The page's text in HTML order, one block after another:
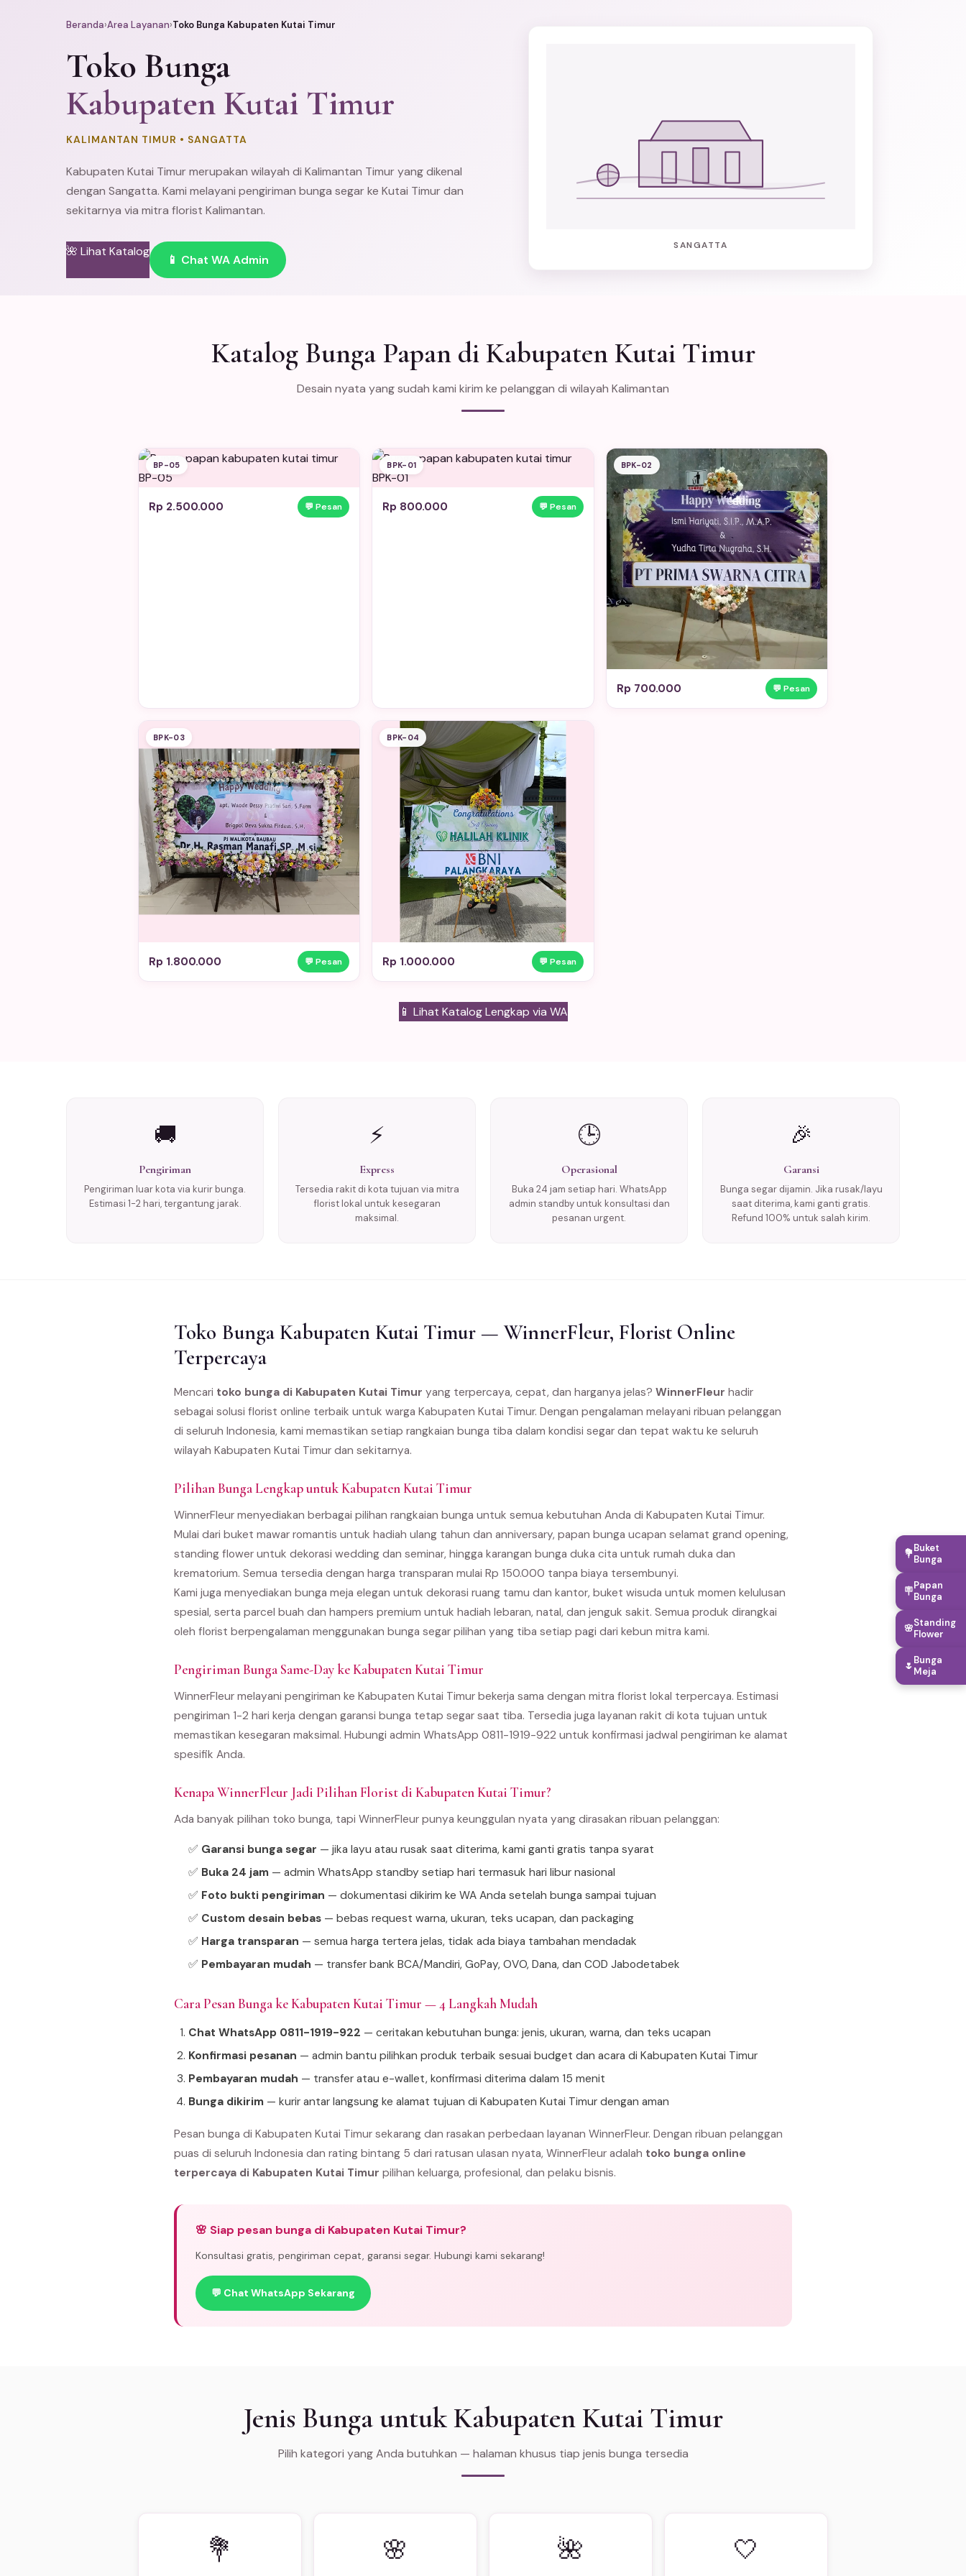
Beranda›Area Layanan›Toko Bunga Kabupaten Kutai Timur
Toko Bunga
Kabupaten Kutai Timur
KALIMANTAN TIMUR • SANGATTA
Kabupaten Kutai Timur merupakan wilayah di Kalimantan Timur yang dikenal
dengan Sangatta. Kami melayani pengiriman bunga segar ke Kutai Timur dan
sekitarnya via mitra florist Kalimantan.
🌺 Lihat Katalog
📱 Chat WA Admin
SANGATTA
Katalog Bunga Papan di Kabupaten Kutai Timur
Desain nyata yang sudah kami kirim ke pelanggan di wilayah Kalimantan
BP-05
Rp 2.500.000 💬 Pesan
BPK-01
Rp 800.000 💬 Pesan
BPK-02
Rp 700.000 💬 Pesan
BPK-03
Rp 1.800.000 💬 Pesan
BPK-04
Rp 1.000.000 💬 Pesan
📱 Lihat Katalog Lengkap via WA
🚚
Pengiriman
Pengiriman luar kota via kurir bunga.
Estimasi 1-2 hari, tergantung jarak.
⚡
Express
Tersedia rakit di kota tujuan via mitra
florist lokal untuk kesegaran
maksimal.
🕒
Operasional
Buka 24 jam setiap hari. WhatsApp
admin standby untuk konsultasi dan
pesanan urgent.
🎉
Garansi
Bunga segar dijamin. Jika rusak/layu
saat diterima, kami ganti gratis.
Refund 100% untuk salah kirim.
Toko Bunga Kabupaten Kutai Timur — WinnerFleur, Florist Online
Terpercaya
Mencari toko bunga di Kabupaten Kutai Timur yang terpercaya, cepat, dan harganya jelas? WinnerFleur hadir
sebagai solusi florist online terbaik untuk warga Kabupaten Kutai Timur. Dengan pengalaman melayani ribuan pelanggan
di seluruh Indonesia, kami memastikan setiap rangkaian bunga tiba dalam kondisi segar dan tepat waktu ke seluruh
wilayah Kabupaten Kutai Timur dan sekitarnya.
Pilihan Bunga Lengkap untuk Kabupaten Kutai Timur
WinnerFleur menyediakan berbagai pilihan rangkaian bunga untuk semua kebutuhan Anda di Kabupaten Kutai Timur.
Mulai dari buket mawar romantis untuk hadiah ulang tahun dan anniversary, papan bunga ucapan selamat grand opening,
standing flower untuk dekorasi wedding dan seminar, hingga karangan bunga duka cita untuk rumah duka dan
krematorium. Semua tersedia dengan harga transparan mulai Rp 150.000 tanpa biaya tersembunyi.
Kami juga menyediakan bunga meja elegan untuk dekorasi ruang tamu dan kantor, buket wisuda untuk momen kelulusan
spesial, serta parcel buah dan hampers premium untuk hadiah lebaran, natal, dan jenguk sakit. Semua produk dirangkai
oleh florist berpengalaman menggunakan bunga segar pilihan yang tiba setiap pagi dari kebun mitra kami.
Pengiriman Bunga Same-Day ke Kabupaten Kutai Timur
WinnerFleur melayani pengiriman ke Kabupaten Kutai Timur bekerja sama dengan mitra florist lokal terpercaya. Estimasi
pengiriman 1-2 hari kerja dengan garansi bunga tetap segar saat tiba. Tersedia juga layanan rakit di kota tujuan untuk
memastikan kesegaran maksimal. Hubungi admin WhatsApp 0811-1919-922 untuk konfirmasi jadwal pengiriman ke alamat
spesifik Anda.
Kenapa WinnerFleur Jadi Pilihan Florist di Kabupaten Kutai Timur?
Ada banyak pilihan toko bunga, tapi WinnerFleur punya keunggulan nyata yang dirasakan ribuan pelanggan:
✅ Garansi bunga segar — jika layu atau rusak saat diterima, kami ganti gratis tanpa syarat
✅ Buka 24 jam — admin WhatsApp standby setiap hari termasuk hari libur nasional
✅ Foto bukti pengiriman — dokumentasi dikirim ke WA Anda setelah bunga sampai tujuan
✅ Custom desain bebas — bebas request warna, ukuran, teks ucapan, dan packaging
✅ Harga transparan — semua harga tertera jelas, tidak ada biaya tambahan mendadak
✅ Pembayaran mudah — transfer bank BCA/Mandiri, GoPay, OVO, Dana, dan COD Jabodetabek
Cara Pesan Bunga ke Kabupaten Kutai Timur — 4 Langkah Mudah
Chat WhatsApp 0811-1919-922 — ceritakan kebutuhan bunga: jenis, ukuran, warna, dan teks ucapan
Konfirmasi pesanan — admin bantu pilihkan produk terbaik sesuai budget dan acara di Kabupaten Kutai Timur
Pembayaran mudah — transfer atau e-wallet, konfirmasi diterima dalam 15 menit
Bunga dikirim — kurir antar langsung ke alamat tujuan di Kabupaten Kutai Timur dengan aman
Pesan bunga di Kabupaten Kutai Timur sekarang dan rasakan perbedaan layanan WinnerFleur. Dengan ribuan pelanggan
puas di seluruh Indonesia dan rating bintang 5 dari ratusan ulasan nyata, WinnerFleur adalah toko bunga online
terpercaya di Kabupaten Kutai Timur pilihan keluarga, profesional, dan pelaku bisnis.
🌸 Siap pesan bunga di Kabupaten Kutai Timur?
Konsultasi gratis, pengiriman cepat, garansi segar. Hubungi kami sekarang!
💬 Chat WhatsApp Sekarang
Jenis Bunga untuk Kabupaten Kutai Timur
Pilih kategori yang Anda butuhkan — halaman khusus tiap jenis bunga tersedia
💐 🌸 🌺 🤍
💐Buket
Bunga
🪧Papan
Bunga
🌸Standing
Flower
🌷Bunga
Meja